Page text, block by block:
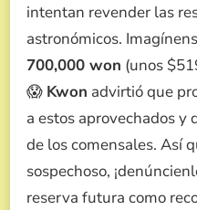
intentan revender las
astronómicos.
700,000 won (unos
😱 Kwon advirtió que
a estos aprovechados
de los comensales. Así
sospechoso,
reserva futura como